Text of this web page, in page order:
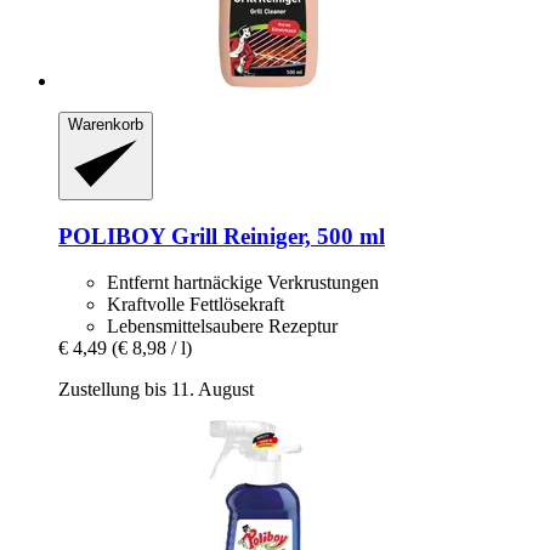
Warenkorb
POLIBOYGrill Reiniger, 500 ml
Entfernt hartnäckige Verkrustungen
Kraftvolle Fettlösekraft
Lebensmittelsaubere Rezeptur
€ 4,49 (€ 8,98 / l)
Zustellung bis 11. August